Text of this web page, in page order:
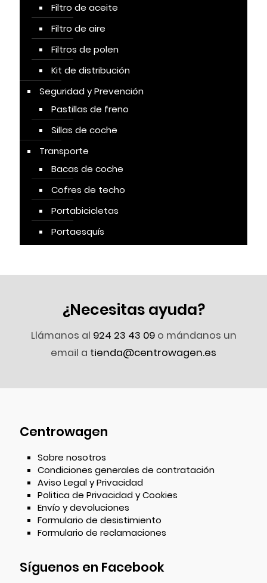
Filtro de aceite
Filtro de aire
Filtros de polen
Kit de distribución
Seguridad y Prevención
Pastillas de freno
Sillas de coche
Transporte
Bacas de coche
Cofres de techo
Portabicicletas
Portaesquís
¿Necesitas ayuda?
Llámanos al 924 23 43 09o mándanos un
email a tienda@centrowagen.es
Centrowagen
Sobre nosotros
Condiciones generales de contratación
Aviso Legal y Privacidad
Politica de Privacidad y Cookies
Envío y devoluciones
Formulario de desistimiento
Formulario de reclamaciones
Síguenos en Facebook